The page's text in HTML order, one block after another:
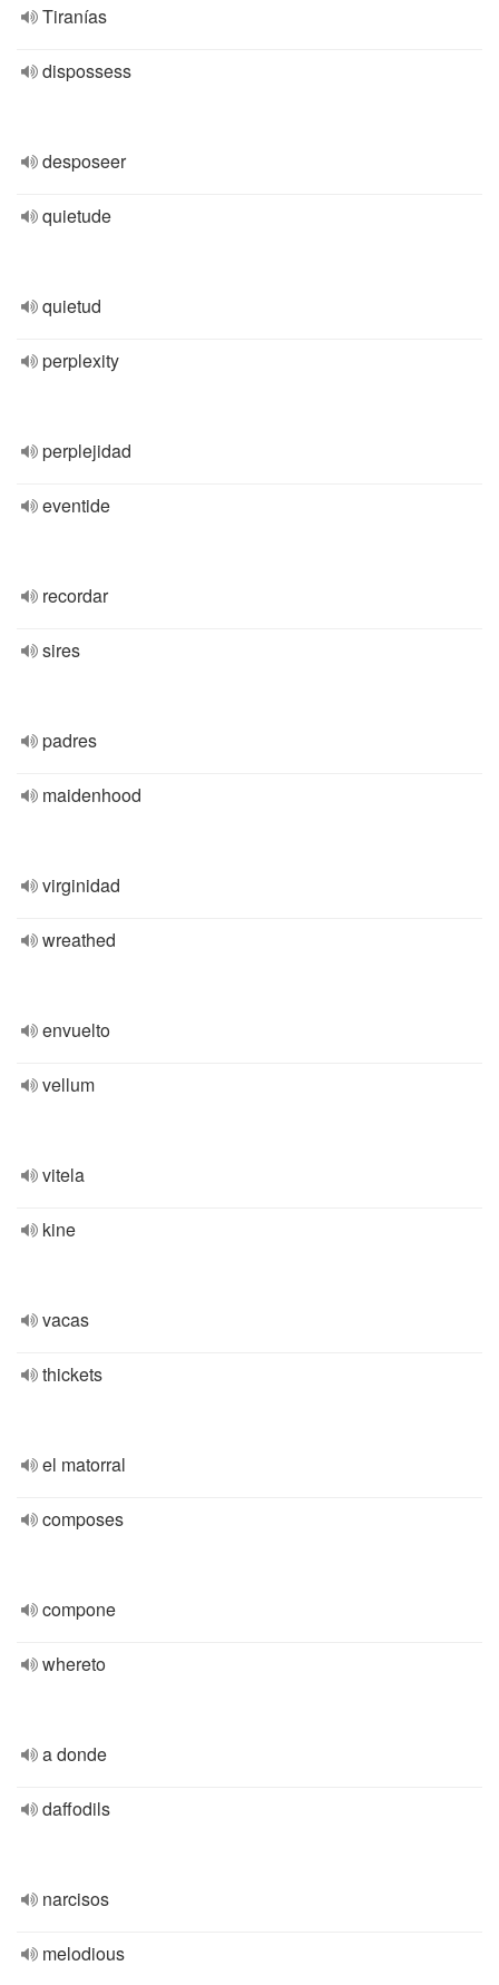
Tiranías
dispossess
desposeer
quietude
quietud
perplexity
perplejidad
eventide
recordar
sires
padres
maidenhood
virginidad
wreathed
envuelto
vellum
vitela
kine
vacas
thickets
el matorral
composes
compone
whereto
a donde
daffodils
narcisos
melodious